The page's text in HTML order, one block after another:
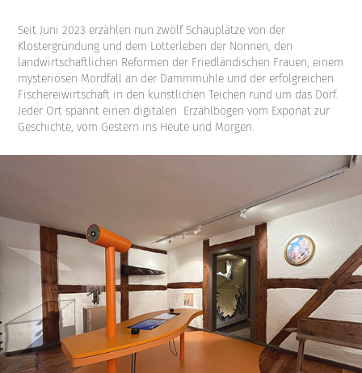
Seit Juni 2023 erzählen nun zwölf Schauplätze von der
Klostergründung und dem Lotterleben der Nonnen, den
landwirtschaftlichen Reformen der Friedländischen Frauen, einem
mysteriösen Mordfall an der Dammmühle und der erfolgreichen
Fischereiwirtschaft in den künstlichen Teichen rund um das Dorf.
Jeder Ort spannt einen digitalen Erzählbogen vom Exponat zur
Geschichte, vom Gestern ins Heute und Morgen.